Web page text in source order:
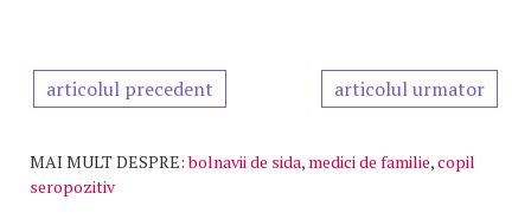
articolul precedent articolul urmator
MAI MULT DESPRE: bolnavii de sida, medici de familie,copil
seropozitiv